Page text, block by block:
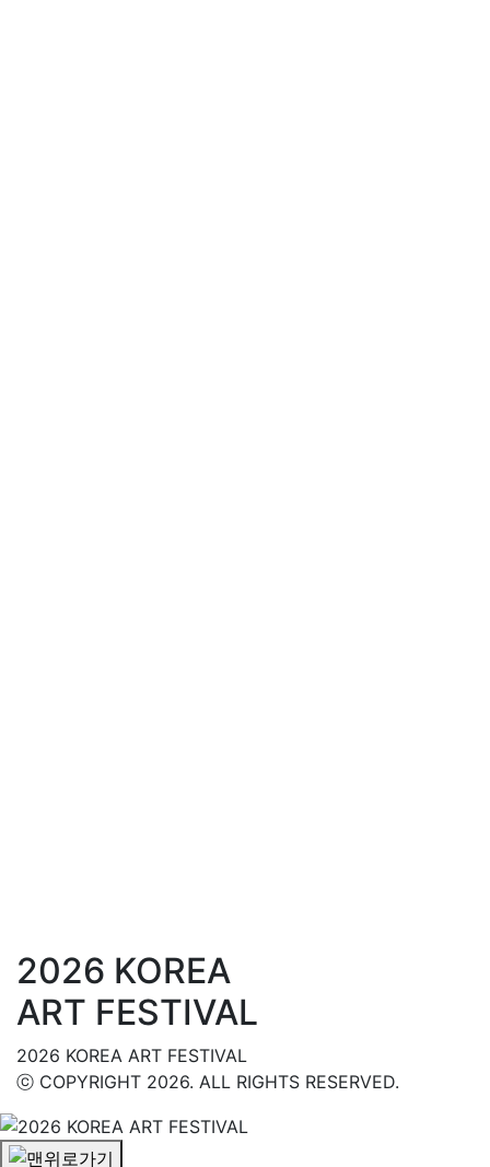
2026 KOREA
ART FESTIVAL
2026 KOREA ART FESTIVAL
ⓒ COPYRIGHT 2026. ALL RIGHTS RESERVED.